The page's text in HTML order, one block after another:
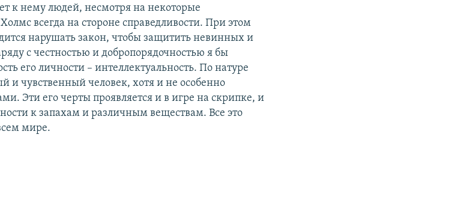
к нему людей, несмотря на некоторые
всегда на стороне справедливости. При этом
нарушать закон, чтобы защитить невинных и
с честностью и добропорядочностью я бы
его личности – интеллектуальность. По натуре
и чувственный человек, хотя и не особенно
Эти его черты проявляется и в игре на скрипке, и
к запахам и различным веществам. Все это
мире.